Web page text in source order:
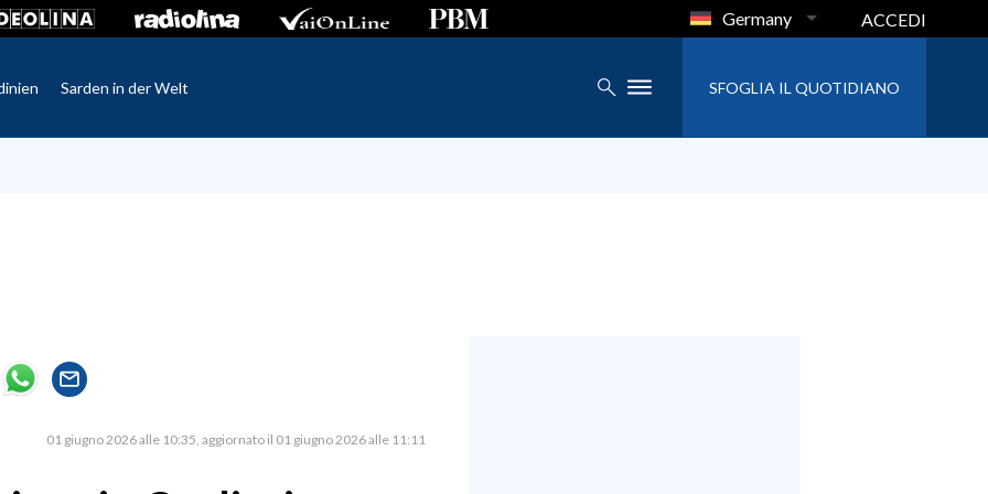
Germany ACCEDI
Sarden in der Welt SFOGLIA IL QUOTIDIANO
01 giugno 2026 alle 10:35 aggiornato il 01 giugno 2026 alle 11:11